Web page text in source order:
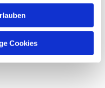
Cookies